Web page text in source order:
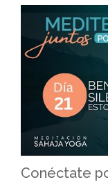
Conéctate